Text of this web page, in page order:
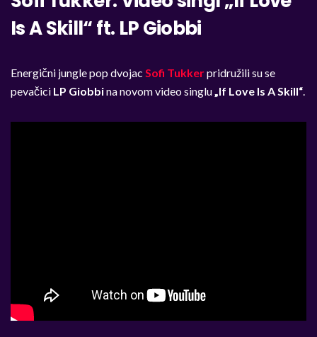
Is A Skill“ ft. LP Giobbi
Energični jungle pop dvojac Sofi Tukkerpridružili su se
pevačici LP Giobbina novom video singlu „If Love Is A Skill“